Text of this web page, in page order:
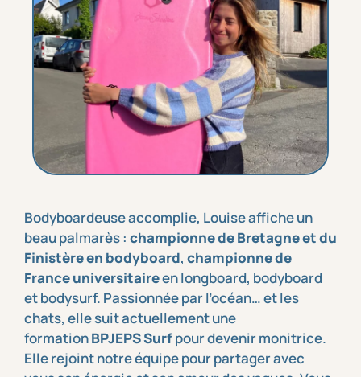
Bodyboardeuse accomplie, Louise affiche un
beau palmarès : championne de Bretagne et du
Finistère en bodyboard, championne de
France universitaireen longboard, bodyboard
et bodysurf. Passionnée par l’océan… et les
chats, elle suit actuellement une
formationBPJEPS Surfpour devenir monitrice.
Elle rejoint notre équipe pour partager avec